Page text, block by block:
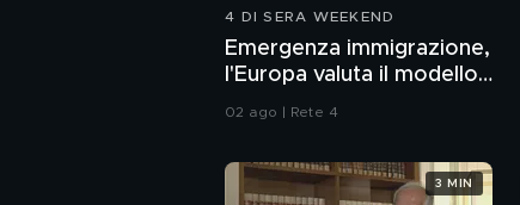
4 DI SERA WEEKEND
Emergenza immigrazione,
l'Europa valuta il modello
02 ago | Rete 4
3 MIN